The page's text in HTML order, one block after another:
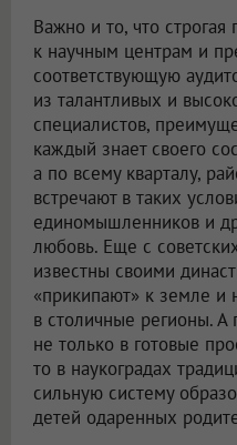
Важно и то, что строгая
к научным центрам и
соответствующую
из талантливых и
специалистов,
каждый знает своего
а по всему кварталу,
встречают в таких
единомышленников и
любовь. Еще с
известны своими
«прикипают» к земле и
в столичные регионы. А
не только в готовые
то в наукоградах
сильную систему
детей одаренных